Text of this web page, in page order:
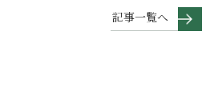
記事一覧へ